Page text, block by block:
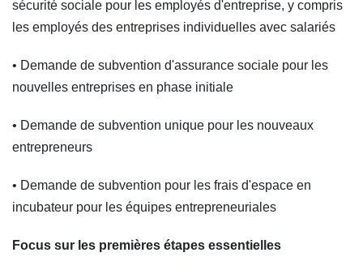
sécurité sociale pour les employés d'entreprise, y compris
les employés des entreprises individuelles avec salariés
• Demande de subvention d'assurance sociale pour les
nouvelles entreprises en phase initiale
• Demande de subvention unique pour les nouveaux
entrepreneurs
• Demande de subvention pour les frais d'espace en
incubateur pour les équipes entrepreneuriales
Focus sur les premières étapes essentielles